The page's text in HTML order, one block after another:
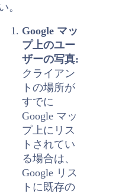
。
Google マッ
プ上のユー
ザーの写真:
クライアン
トの場所が
すでに
Google マッ
プ上にリス
トされてい
る場合は、
Google リス
トに既存の